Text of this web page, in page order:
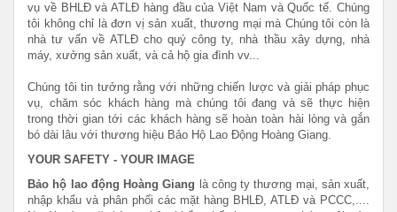
vụ về BHLĐ và ATLĐ hàng đầu của Việt Nam và Quốc tế. Chúng
tôi không chỉ là đơn vị sản xuất, thương mại mà Chúng tôi còn là
nhà tư vấn về ATLĐ cho quý công ty, nhà thầu xây dựng, nhà
máy, xưởng sản xuất, và cả hộ gia đình vv...
Chúng tôi tin tưởng rằng với những chiến lược và giải pháp phục
vụ, chăm sóc khách hàng mà chúng tôi đang và sẽ thực hiện
trong thời gian tới các khách hàng sẽ hoàn toàn hài lòng và gắn
bó dài lâu với thương hiệu Bảo Hộ Lao Động Hoàng Giang.
YOUR SAFETY - YOUR IMAGE
Bảo hộ lao động Hoàng Giang là công ty thương mại, sản xuất,
nhập khẩu và phân phối các mặt hàng BHLĐ, ATLĐ và PCCC,....